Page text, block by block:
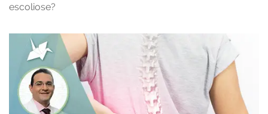
escoliose?